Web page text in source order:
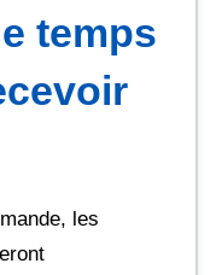
temps
les